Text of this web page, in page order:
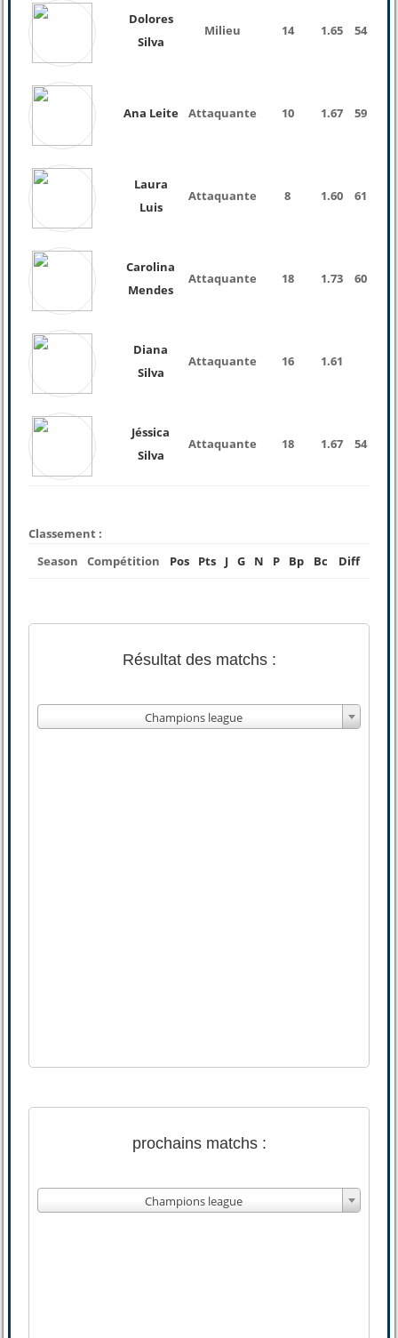
Dolores
Silva
Milieu 14 1.65 54 Kg
Ana Leite Attaquante 10 1.67 59 Kg
Laura
Luis
Attaquante 8 1.60 61 Kg
Carolina
Mendes
Attaquante 18 1.73 60 Kg
Diana
Silva
Attaquante 16 1.61
Jéssica
Silva
Attaquante 18 1.67 54 Kg
Classement :
Season
Compétition Pos Pts J G N P Bp Bc Diff
Résultat des matchs :
Champions league
prochains matchs :
Champions league